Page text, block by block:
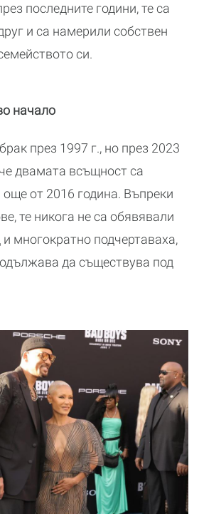
последните години, те са
и са намерили собствен
си.
начало
през 1997 г., но през 2023
двамата всъщност са
от 2016 година. Въпреки
те никога не са обявявали
многократно подчертаваха,
да съществува под